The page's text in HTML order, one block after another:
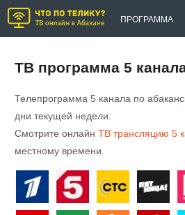
ПРОГРАММА
ТВ программа 5
Телепрограмма 5 канала по
дни текущей недели.
Смотрите онлайнТВ трансляцию 5
местному времени.